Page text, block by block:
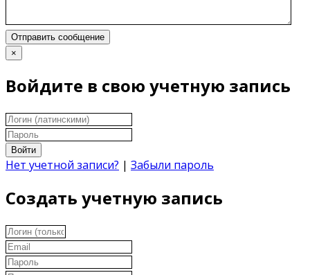
Отправить сообщение
×
Войдите в свою учетную запись
Войти
Нет учетной записи? | Забыли пароль
Создать учетную запись